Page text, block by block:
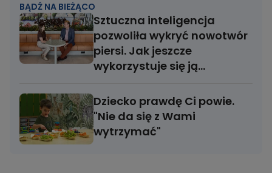
BĄDŹ NA BIEŻĄCO
Sztuczna inteligencja
pozwoliła wykryć nowotwór
piersi. Jak jeszcze
wykorzystuje się ją
Dziecko prawdę Ci powie.
"Nie da się z Wami
wytrzymać"